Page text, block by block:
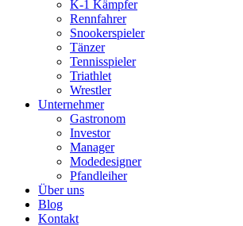
K-1 Kämpfer
Rennfahrer
Snookerspieler
Tänzer
Tennisspieler
Triathlet
Wrestler
Unternehmer
Gastronom
Investor
Manager
Modedesigner
Pfandleiher
Über uns
Blog
Kontakt